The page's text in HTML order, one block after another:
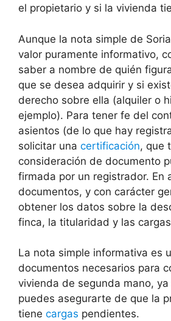
el propietario y si la vivienda
Aunque la nota simple de
valor puramente informativo,
saber a nombre de quién
que se desea adquirir y si
derecho sobre ella (alquiler o
ejemplo). Para tener fe del
asientos (de lo que hay
solicitar una certificación, que
consideración de documento
firmada por un registrador. En
documentos, y con carácter
obtener los datos sobre la
finca, la titularidad y las
La nota simple informativa es
documentos necesarios para
vivienda de segunda mano, ya
puedes asegurarte de que la
tiene cargas pendientes.